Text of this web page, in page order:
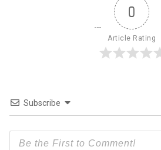
0
Article Rating
Subscribe